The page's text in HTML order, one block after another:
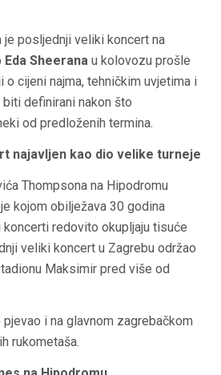
je posljednji veliki koncert na
Eda Sheerana u kolovozu prošle
o cijeni najma, tehničkim uvjetima i
definirani nakon što
od predloženih termina.
najavljen kao dio velike turneje
Thompsona na Hipodromu
kojom obilježava 30 godina
koncerti redovito okupljaju tisuće
veliki koncert u Zagrebu održao
Maksimir pred više od
i na glavnom zagrebačkom
rukometaša.